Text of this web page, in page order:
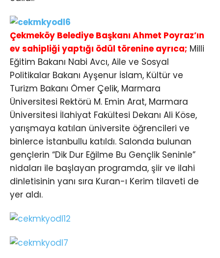
Çekmeköy Belediye Başkanı Ahmet Poyraz’ın
ev sahipliği yaptığı ödül törenine ayrıca; Milli
Eğitim Bakanı Nabi Avcı, Aile ve Sosyal
Politikalar Bakanı Ayşenur İslam, Kültür ve
Turizm Bakanı Ömer Çelik, Marmara
Üniversitesi Rektörü M. Emin Arat, Marmara
Üniversitesi İlahiyat Fakültesi Dekanı Ali Köse,
yarışmaya katılan üniversite öğrencileri ve
binlerce İstanbullu katıldı. Salonda bulunan
gençlerin “Dik Dur Eğilme Bu Gençlik Seninle”
nidaları ile başlayan programda, şiir ve ilahi
dinletisinin yanı sıra Kuran-ı Kerim tilaveti de
yer aldı.